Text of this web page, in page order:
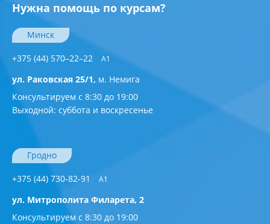
Нужна помощь по курсам?
Минск
+375 (44) 570–22–22 A1
ул. Раковская 25/1, м. Немига
Консультируем с 8:30 до 19:00
Выходной: суббота и воскресенье
Гродно
+375 (44) 730-82-91 A1
ул. Митрополита Филарета, 2
Консультируем с 8:30 до 19:00